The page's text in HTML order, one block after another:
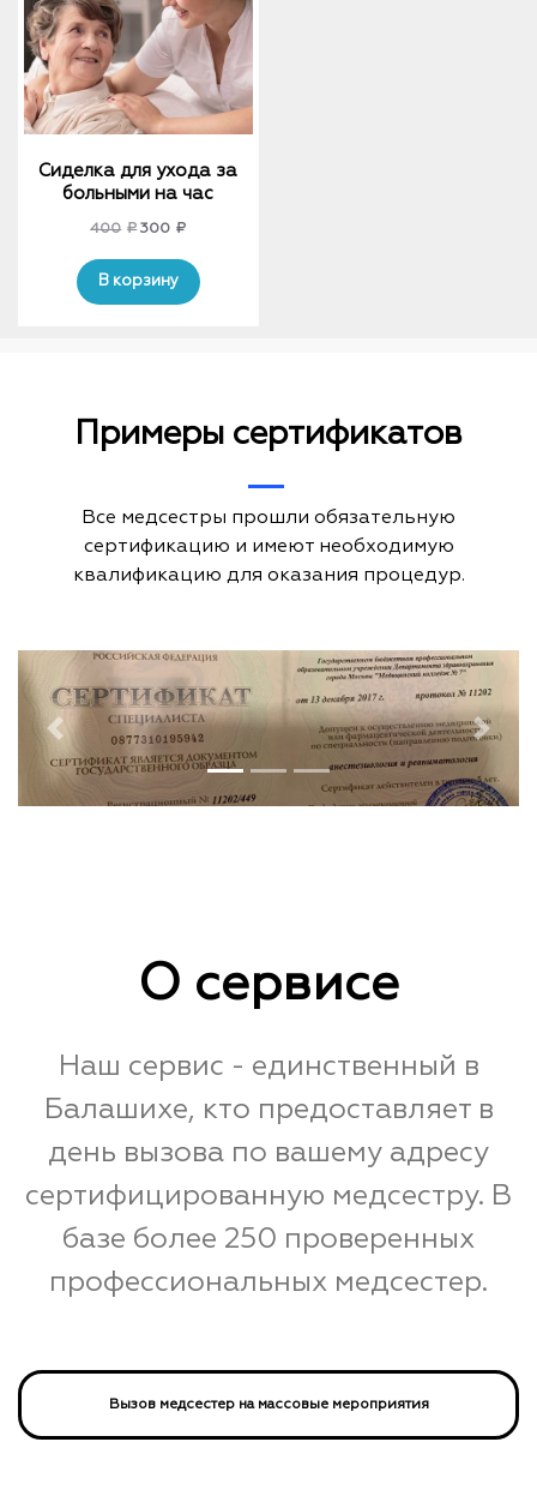
Сиделка для ухода за
больными на час
400 ₽ Original
was:
400₽.
300 ₽Current
is:
300₽.
В корзину
Примеры сертификатов
Все медсестры прошли обязательную
сертификацию и имеют необходимую
квалификацию для оказания процедур.
Previous Next
О сервисе
Наш сервис - единственный в
Балашихе, кто предоставляет в
день вызова по вашему адресу
сертифицированную медсестру. В
базе более 250 проверенных
профессиональных медсестер.
Вызов медсестер на массовые мероприятия